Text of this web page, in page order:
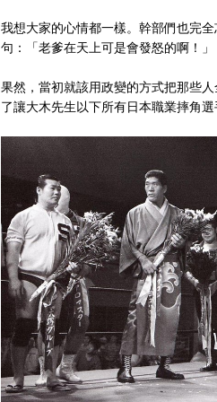
我想大家的心情都一樣。幹部們也完
句：「老爹在天上可是會發怒的啊！」
果然，當初就該用政變的方式把那些
了讓大木先生以下所有日本職業摔角